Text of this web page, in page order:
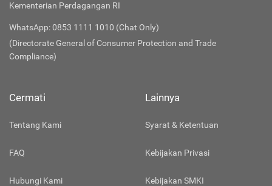
Kementerian Perdagangan RI
WhatsApp: 0853 1111 1010 (Chat Only)
(Directorate General of Consumer Protection and Trade
Compliance)
Cermati
Tentang Kami
FAQ
Hubungi Kami
Lainnya
Syarat & Ketentuan
Kebijakan Privasi
Kebijakan SMKI